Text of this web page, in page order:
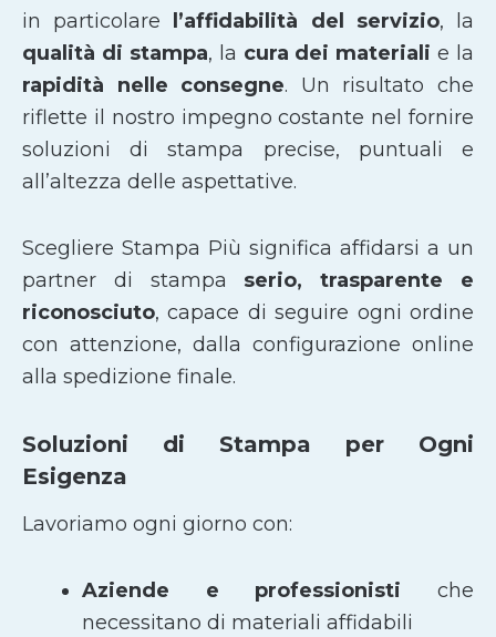
in particolare
l’affidabilità del servizio, la
qualità di stampa, la cura dei materiali e la
rapidità nelle consegne. Un risultato che
riflette il nostro impegno costante nel fornire
soluzioni di stampa precise, puntuali e
all’altezza delle aspettative.
Scegliere Stampa Più significa affidarsi a un
partner di stampa serio, trasparente e
riconosciuto, capace di seguire ogni ordine
con attenzione, dalla configurazione online
alla spedizione finale.
Soluzioni di Stampa per Ogni
Esigenza
Lavoriamo ogni giorno con:
Aziende e professionisti che
necessitano di materiali affidabili